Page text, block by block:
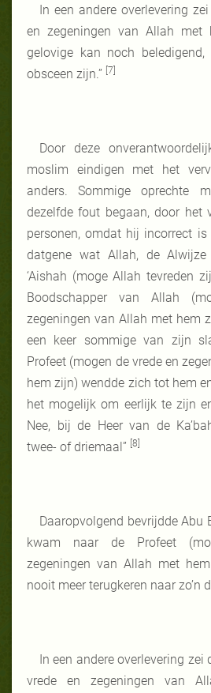
In een andere overlevering
en zegeningen van Allah met
gelovige kan noch
obsceen zijn.” [7]
Door deze
moslim eindigen met het
anders. Sommige oprechte
dezelfde fout begaan, door het
personen, omdat hij incorrect
datgene wat Allah, de Alwijze
‘Aishah (moge Allah tevreden
Boodschapper van Allah
zegeningen van Allah met hem
een keer sommige van zijn
Profeet (mogen de vrede en
hem zijn) wendde zich tot hem
het mogelijk om eerlijk te zijn
Nee, bij de Heer van de
twee- of driemaal” [8]
Daaropvolgend bevrijdde Abu
kwam naar de Profeet
zegeningen van Allah met
nooit meer terugkeren naar zo’n
In een andere overlevering zei
vrede en zegeningen van